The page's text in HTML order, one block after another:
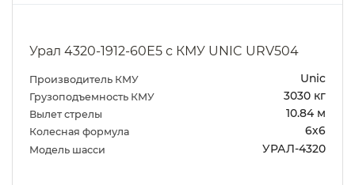
Урал 4320-1912-60Е5 с КМУ UNIC URV504
Производитель КМУ Unic
Грузоподъемность КМУ 3030 кг
Вылет стрелы 10.84 м
Колесная формула 6х6
Модель шасси УРАЛ-4320